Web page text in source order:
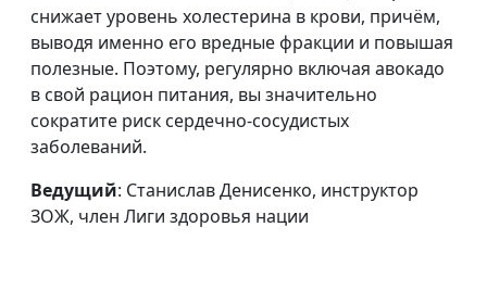
лекарь
здоровья нации
Почему стоит есть
сельдерей
Станислав Денисенко,
инструктор ЗОЖ, член Лиги
здоровья нации
#154
свойства куркумы
инструктор ЗОЖ, член Лиги
здоровья нации
снижает уровень холестерина в крови, причём,
выводя именно его вредные фракции и повышая
полезные. Поэтому, регулярно включая авокадо
в свой рацион питания, вы значительно
сократите риск сердечно-сосудистых
заболеваний.
Ведущий: Станислав Денисенко, инструктор
ЗОЖ, член Лиги здоровья нации